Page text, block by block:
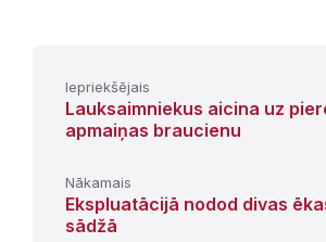
Iepriekšējais
Lauksaimniekus aicina uz
apmaiņas braucienu
Nākamais
Ekspluatācijā nodod divas
sādžā